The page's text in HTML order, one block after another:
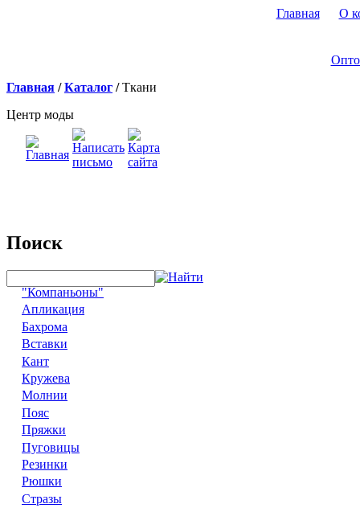
Главная О
Главная /Каталог /Ткани
Центр моды
Поиск
"Компаньоны"
Апликация
Бахрома
Вставки
Кант
Кружева
Молнии
Пояс
Пряжки
Пуговицы
Резинки
Рюшки
Стразы